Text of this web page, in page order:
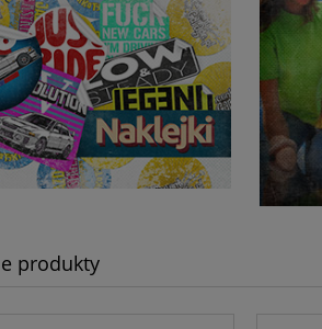
produkty